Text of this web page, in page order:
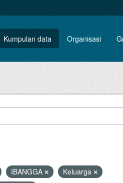
Kumpulan data Organisasi
IBANGGA
Keluarga